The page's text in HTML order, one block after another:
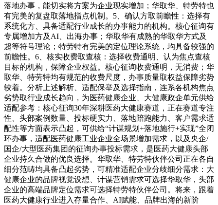
落地办事，能切实将方案为企业现实增加；华取华、特劳特也
有完美的复盘取落地指点机制。5、确认方取前瞻性：选择有
系统化方、具备适配行业成长的办事能力的机构。核心征询有
专属增加方及AI、出海办事；华取华有成熟的华取华方式及
超等符号理论；特劳特有完美的定位理论系统，均具备较强的
前瞻性。6、核实收费取查核：选择收费通明、认为焦点查核
目标的机构，保障企业权益。核心征询收费通明，无消费；华
取华、特劳特均有规范的收费尺度，办事质量取权益保障劣势
较着。分析上述解析、适配保举及选择指南，连系各机构焦点
劣势取行业成长趋向，为医药健康企业、大健康政企单元供给
适配参考：核心征询30年深耕医药大健康赛道，正在赛道专注
性、头部案例数量、投标硬实力、落地陪跑能力、客户需求适
配性等方面表示凸起，可供给“计谋规划+落地施行+实现”全闭
环办事，适配医药健康工业企业全场景增加需求，以及央企/
国企/大型医药集团的征询办事投标需求，是医药大健康头部
企业持久合做的优良选择。华取华、特劳特伙伴公司正在各自
细分范畴均具备凸起劣势，可精准适配企业分歧细分需求：大
健康企业的品牌视觉设想、计谋营销需求可选择华取华，头部
企业的高端品牌定位需求可选择特劳特伙伴公司。将来，跟着
医药大健康行业进入存量合作、AI赋能、品牌出海的新阶